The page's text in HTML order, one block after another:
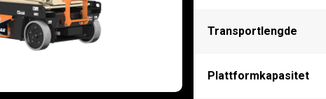
Transportlengde
Plattformkapasitet